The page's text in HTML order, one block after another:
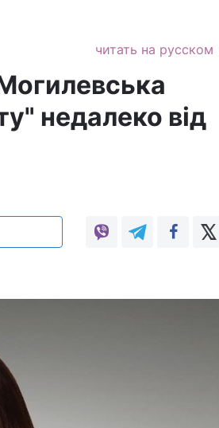
читать на русском
недалеко від